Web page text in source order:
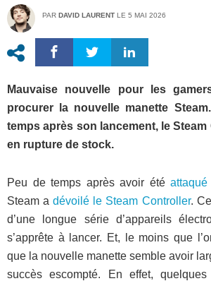
PAR DAVID LAURENT LE 5 MAI 2026
Mauvaise nouvelle pour les
procurer la nouvelle manette
temps après son lancement, le
en rupture de stock.
Peu de temps après avoir été
Steam adévoilé le Steam Controller.
d’une longue série d’appareils
s’apprête à lancer. Et, le moins que
que la nouvelle manette semble avoir
succès escompté. En effet,